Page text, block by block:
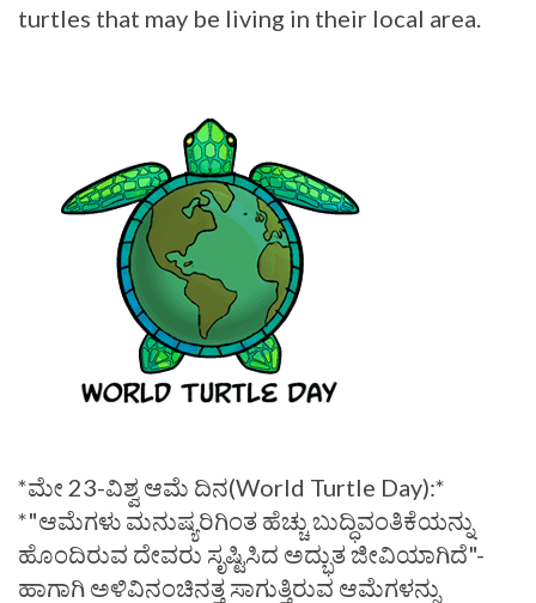
turtles that may be living in their local area.
*ಮೇ 23-ವಿಶ್ವ ಆಮೆ ದಿನ(World Turtle Day):*
*"ಆಮೆಗಳು ಮನುಷ್ಯರಿಗಿಂತ ಹೆಚ್ಚು ಬುದ್ಧಿವಂತಿಕೆಯನ್ನು
ಹೊಂದಿರುವ ದೇವರು ಸೃಷ್ಟಿಸಿದ ಅದ್ಭುತ ಜೀವಿಯಾಗಿದೆ"-
ಹಾಗಾಗಿ ಅಳಿವಿನಂಚಿನತ್ತ ಸಾಗುತ್ತಿರುವ ಆಮೆಗಳನ್ನು